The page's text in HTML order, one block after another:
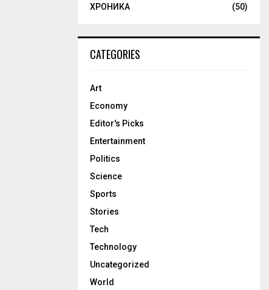
ХРОНИКА
(50)
CATEGORIES
Art
Economy
Editor's Picks
Entertainment
Politics
Science
Sports
Stories
Tech
Technology
Uncategorized
World